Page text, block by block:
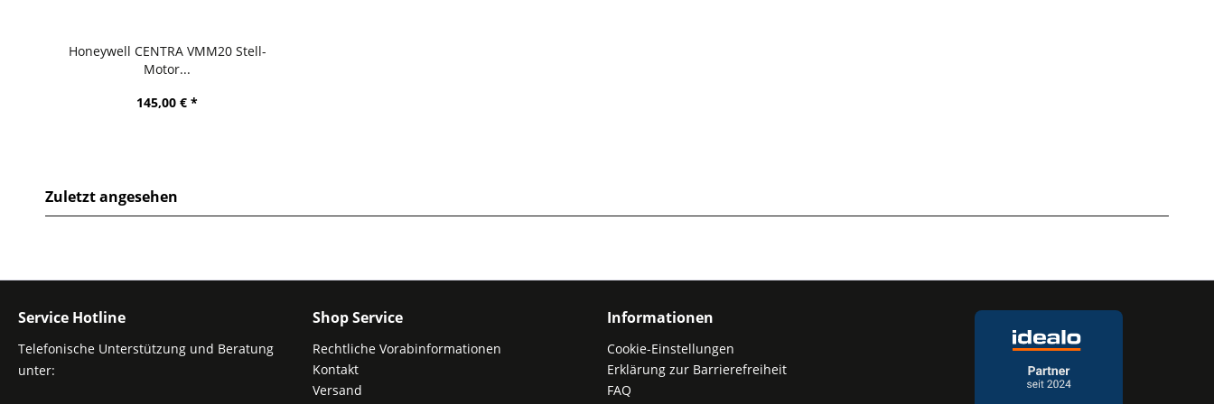
Honeywell CENTRA VMM20 Stell-
Motor...
145,00 € *
Zuletzt angesehen
Service Hotline
Telefonische Unterstützung und Beratung
unter:
Shop Service
Rechtliche Vorabinformationen
Kontakt
Versand
Informationen
Cookie-Einstellungen
Erklärung zur Barrierefreiheit
FAQ